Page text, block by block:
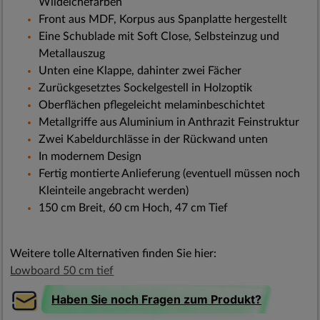
Front aus MDF, Korpus aus Spanplatte hergestellt
Eine Schublade mit Soft Close, Selbsteinzug und
Metallauszug
Unten eine Klappe, dahinter zwei Fächer
Zurückgesetztes Sockelgestell in Holzoptik
Oberflächen pflegeleicht melaminbeschichtet
Metallgriffe aus Aluminium in Anthrazit Feinstruktur
Zwei Kabeldurchlässe in der Rückwand unten
In modernem Design
Fertig montierte Anlieferung (eventuell müssen noch
Kleinteile angebracht werden)
150 cm Breit, 60 cm Hoch, 47 cm Tief
Weitere tolle Alternativen finden Sie hier:
Lowboard 50 cm tief
Haben Sie noch Fragen zum Produkt?